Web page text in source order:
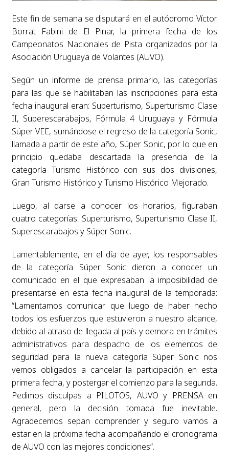
Este fin de semana se disputará en el autódromo Víctor
Borrat Fabini de El Pinar, la primera fecha de los
Campeonatos Nacionales de Pista organizados por la
Asociación Uruguaya de Volantes (AUVO).
Según un informe de prensa primario, las categorías
para las que se habilitaban las inscripciones para esta
fecha inaugural eran: Superturismo, Superturismo Clase
II, Superescarabajos, Fórmula 4 Uruguaya y Fórmula
Súper VEE, sumándose el regreso de la categoría Sonic,
llamada a partir de este año, Súper Sonic, por lo que en
principio quedaba descartada la presencia de la
categoría Turismo Histórico con sus dos divisiones,
Gran Turismo Histórico y Turismo Histórico Mejorado.
Luego, al darse a conocer los horarios, figuraban
cuatro categorías: Superturismo, Superturismo Clase II,
Superescarabajos y Súper Sonic.
Lamentablemente, en el día de ayer, los responsables
de la categoría Súper Sonic dieron a conocer un
comunicado en el que expresaban la imposibilidad de
presentarse en esta fecha inaugural de la temporada:
“Lamentamos comunicar que luego de haber hecho
todos los esfuerzos que estuvieron a nuestro alcance,
debido al atraso de llegada al país y demora en trámites
administrativos para despacho de los elementos de
seguridad para la nueva categoría Súper Sonic nos
vemos obligados a cancelar la participación en esta
primera fecha, y postergar el comienzo para la segunda.
Pedimos disculpas a PILOTOS, AUVO y PRENSA en
general, pero la decisión tomada fue inevitable.
Agradecemos sepan comprender y seguro vamos a
estar en la próxima fecha acompañando el cronograma
de AUVO con las mejores condiciones”.